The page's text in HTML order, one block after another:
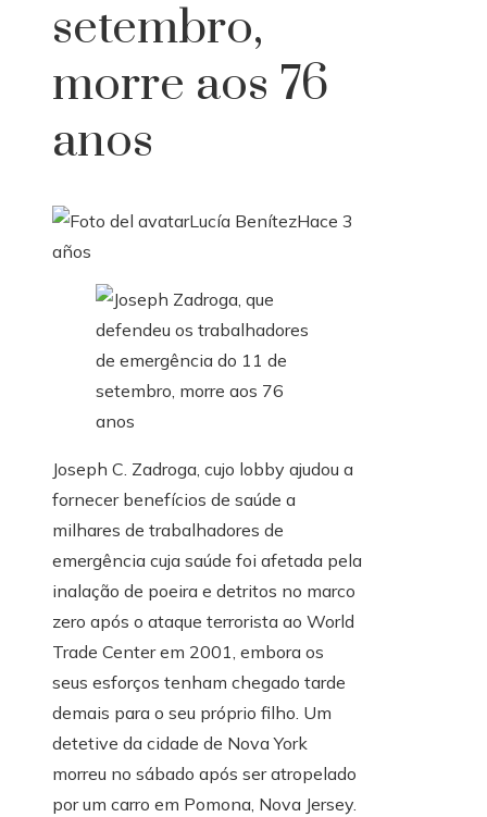
setembro,
morre aos 76
anos
Lucía BenítezHace 3
años
Joseph C. Zadroga, cujo lobby ajudou a
fornecer benefícios de saúde a
milhares de trabalhadores de
emergência cuja saúde foi afetada pela
inalação de poeira e detritos no marco
zero após o ataque terrorista ao World
Trade Center em 2001, embora os
seus esforços tenham chegado tarde
demais para o seu próprio filho. Um
detetive da cidade de Nova York
morreu no sábado após ser atropelado
por um carro em Pomona, Nova Jersey.